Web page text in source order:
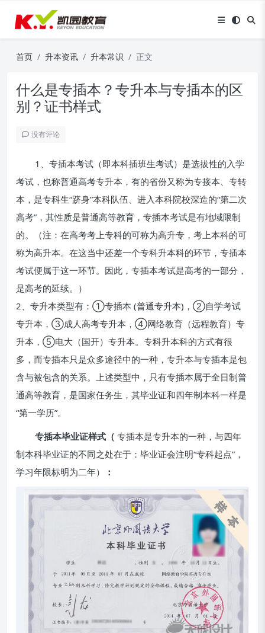
首页 升本资讯 升本常识 正文
什么是专插本？专升本与专插本的区
别？证书样式
没有评论
1、专插本考试（即本科插班生考试）是选拔性的入学
考试，也称普通高考专升本，有的省份又称为专接本、专转
本，是专科生“跻身”本科队伍、进入本科院校深造的“第二次
高考”，其性质是普通高等教育，专插本考试是有地域限制
的。（注：在高考考上专科的可称为高升专，考上本科的可
称为高升本。在这当中还差一个专科升本科的环节，专插本
考试便属于这一环节。因此，专插本考试是高考的一部分，
是高考的延续。）
2、专升本类型有：①专插本 (普通专升本)，②自学考试
专升本，③成人高考专升本，④网络教育（远程教育）专
升本，⑤电大（国开）专升本。专科升本科的方式有很
多，而专插本只是众多途径中的一种，专升本与专插本是包
含与被包含的关系。上述类型中，只有专插本属于全日制普
通高等教育，是国家任务生，其毕业证和四年制本科一样是
“第一学历”。
专插本毕业证样式（ 专插本是专升本的一种，与四年
制本科毕业证的不同之处在于：毕业证会注明“专科起点”，
学习年限标明为二年）
：